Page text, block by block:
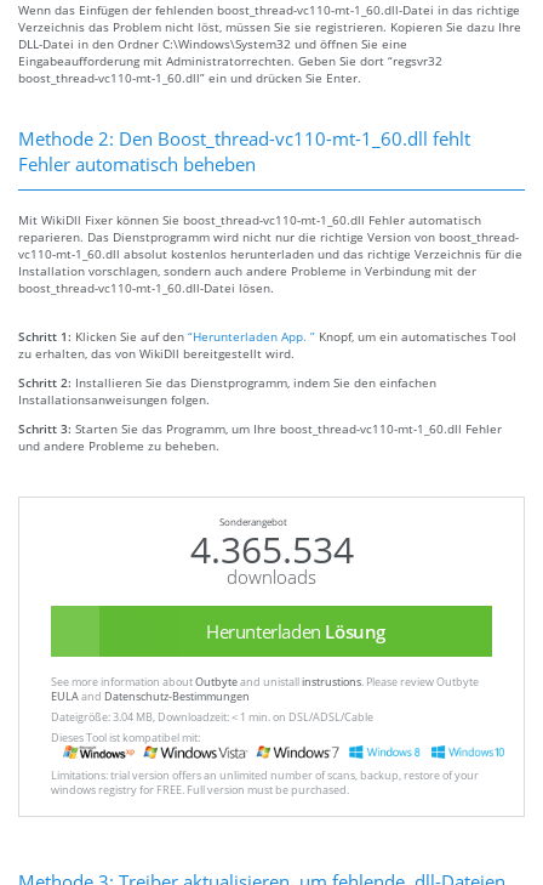
Wenn das Einfügen der fehlenden boost_thread-vc110-mt-1_60.dll-Datei in das richtige
Verzeichnis das Problem nicht löst, müssen Sie sie registrieren. Kopieren Sie dazu Ihre
DLL-Datei in den Ordner C:\Windows\System32 und öffnen Sie eine
Eingabeaufforderung mit Administratorrechten. Geben Sie dort “regsvr32
boost_thread-vc110-mt-1_60.dll” ein und drücken Sie Enter.
Methode 2: Den Boost_thread-vc110-mt-1_60.dll fehlt
Fehler automatisch beheben
Mit WikiDll Fixer können Sie boost_thread-vc110-mt-1_60.dll Fehler automatisch
reparieren. Das Dienstprogramm wird nicht nur die richtige Version von boost_thread-
vc110-mt-1_60.dll absolut kostenlos herunterladen und das richtige Verzeichnis für die
Installation vorschlagen, sondern auch andere Probleme in Verbindung mit der
boost_thread-vc110-mt-1_60.dll-Datei lösen.
Schritt 1: Klicken Sie auf den “Herunterladen App. ” Knopf, um ein automatisches Tool
zu erhalten, das von WikiDll bereitgestellt wird.
Schritt 2: Installieren Sie das Dienstprogramm, indem Sie den einfachen
Installationsanweisungen folgen.
Schritt 3: Starten Sie das Programm, um Ihre boost_thread-vc110-mt-1_60.dll Fehler
und andere Probleme zu beheben.
Sonderangebot
4.365.534
downloads
Herunterladen Lösung
See more information aboutOutbyteand unistallinstrustions. Please review Outbyte
EULAand Datenschutz-Bestimmungen
Dateigröße: 3.04 MB, Downloadzeit: < 1 min. on DSL/ADSL/Cable
Dieses Tool ist kompatibel mit:
Limitations: trial version offers an unlimited number of scans, backup, restore of your
windows registry for FREE. Full version must be purchased.